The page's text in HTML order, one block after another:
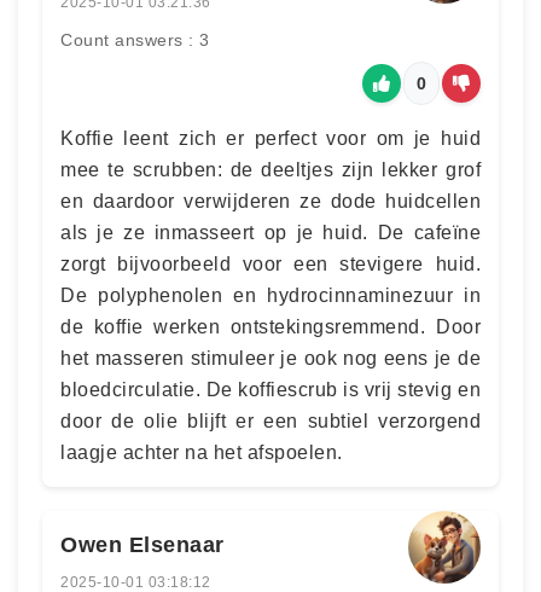
Count answers : 3
0
Koffie leent zich er perfect voor om je huid
mee te scrubben: de deeltjes zijn lekker grof
en daardoor verwijderen ze dode huidcellen
als je ze inmasseert op je huid. De cafeïne
zorgt bijvoorbeeld voor een stevigere huid.
De polyphenolen en hydrocinnaminezuur in
de koffie werken ontstekingsremmend. Door
het masseren stimuleer je ook nog eens je de
bloedcirculatie. De koffiescrub is vrij stevig en
door de olie blijft er een subtiel verzorgend
laagje achter na het afspoelen.
Owen Elsenaar
2025-10-01 03:18:12